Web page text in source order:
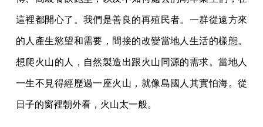
這裡都開心了。我們是善良的再殖民者。一群從遠方來
的人產生慾望和需要，間接的改變當地人生活的樣態。
想爬火山的人，自然製造出跟火山同源的需求。當地人
一生不見得經歷過一座火山，就像島國人其實怕海。從
日子的窗裡朝外看，火山太一般。